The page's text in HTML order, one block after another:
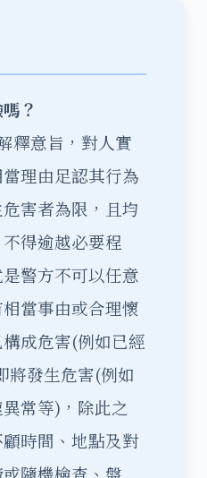
？
釋意旨，對人實
理由足認其行為
害者為限，且均
得逾越必要程
警方不可以任意
當事由或合理懷
成危害(例如已經
將發生危害(例如
常等)，除此之
時間、地點及對